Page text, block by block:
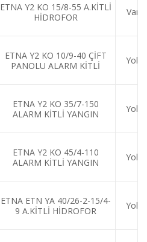
ETNA Y2 KO 15/8-55 A.KİTLİ
HİDROFOR
Var
ETNA Y2 KO 10/9-40 ÇİFT
PANOLU ALARM KİTLİ
Yok
ETNA Y2 KO 35/7-150
ALARM KİTLİ YANGIN
Yok
ETNA Y2 KO 45/4-110
ALARM KİTLİ YANGIN
Yok
ETNA ETN YA 40/26-2-15/4-
9 A.KİTLİ HİDROFOR
Yok